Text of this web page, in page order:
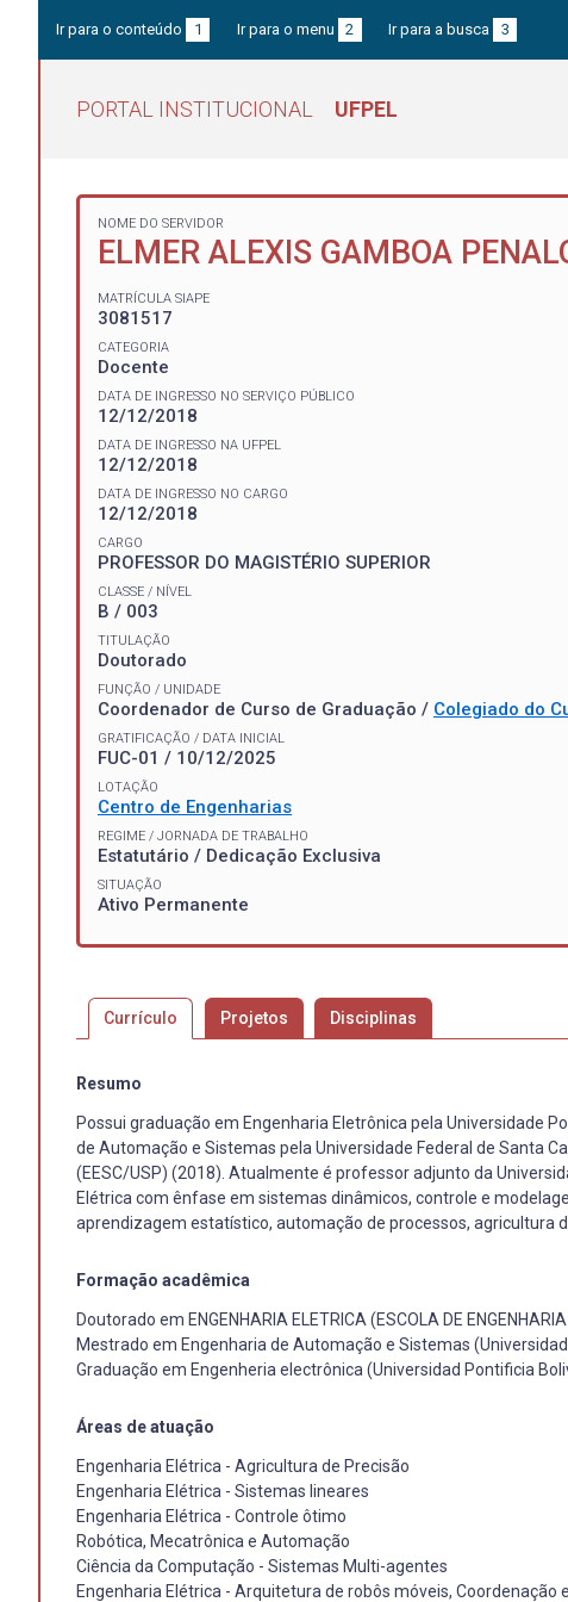
Ir para o conteúdo 1 Ir para o menu 2 Ir para a busca 3
PORTAL INSTITUCIONAL UFPEL
NOME DO SERVIDOR
ELMER ALEXIS GAMBOA
MATRÍCULA SIAPE
3081517
CATEGORIA
Docente
DATA DE INGRESSO NO SERVIÇO PÚBLICO
12/12/2018
DATA DE INGRESSO NA UFPEL
12/12/2018
DATA DE INGRESSO NO CARGO
12/12/2018
CARGO
PROFESSOR DO MAGISTÉRIO SUPERIOR
CLASSE / NÍVEL
B / 003
TITULAÇÃO
Doutorado
FUNÇÃO / UNIDADE
Coordenador de Curso de Graduação / Colegiado do
GRATIFICAÇÃO / DATA INICIAL
FUC-01 / 10/12/2025
LOTAÇÃO
Centro de Engenharias
REGIME / JORNADA DE TRABALHO
Estatutário / Dedicação Exclusiva
SITUAÇÃO
Ativo Permanente
Currículo Projetos Disciplinas
Resumo
Possui graduação em Engenharia Eletrônica pela Universidade
de Automação e Sistemas pela Universidade Federal de Santa
(EESC/USP) (2018). Atualmente é professor adjunto da
Elétrica com ênfase em sistemas dinâmicos, controle e
aprendizagem estatístico, automação de processos, agricultura
Formação acadêmica
Doutorado em ENGENHARIA ELETRICA (ESCOLA DE
Mestrado em Engenharia de Automação e Sistemas
Graduação em Engenheria electrônica (Universidad Pontificia
Áreas de atuação
Engenharia Elétrica - Agricultura de Precisão
Engenharia Elétrica - Sistemas lineares
Engenharia Elétrica - Controle ôtimo
Robótica, Mecatrônica e Automação
Ciência da Computação - Sistemas Multi-agentes
Engenharia Elétrica - Arquitetura de robôs móveis, Coordenação